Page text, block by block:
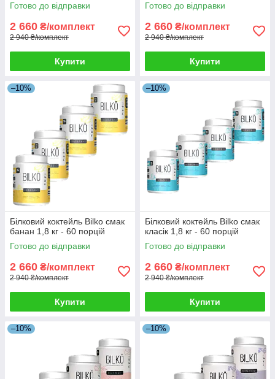
Готово до відправки
2 660 ₴/комплект
2 940 ₴/комплект
Купити
Готово до відправки
2 660 ₴/комплект
2 940 ₴/комплект
Купити
–10%
Білковий коктейль Bilko смак
банан 1,8 кг - 60 порцій
Готово до відправки
2 660 ₴/комплект
2 940 ₴/комплект
Купити
–10%
Білковий коктейль Bilko смак
класік 1,8 кг - 60 порцій
Готово до відправки
2 660 ₴/комплект
2 940 ₴/комплект
Купити
–10% –10%